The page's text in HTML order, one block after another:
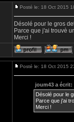
Posté le: 18 Oct 2015
Désolé pour le gros
Parce que j'ai trouvè
Merci !
Posté le: 18 Oct 2015
joum43 a écrit:
Désolé pour le
Parce que j'ai
Merci !